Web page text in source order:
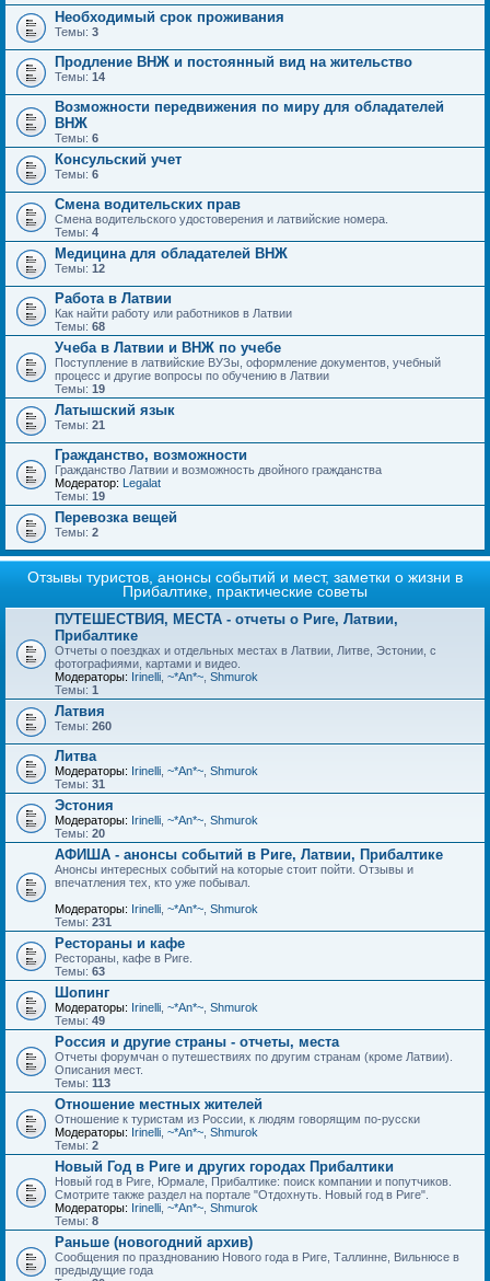
Необходимый срок проживания
Темы: 3
Продление ВНЖ и постоянный вид на жительство
Темы: 14
Возможности передвижения по миру для обладателей
ВНЖ
Темы: 6
Консульский учет
Темы: 6
Смена водительских прав
Смена водительского удостоверения и латвийские номера.
Темы: 4
Медицина для обладателей ВНЖ
Темы: 12
Работа в Латвии
Как найти работу или работников в Латвии
Темы: 68
Учеба в Латвии и ВНЖ по учебе
Поступление в латвийские ВУЗы, оформление документов, учебный
процесс и другие вопросы по обучению в Латвии
Темы: 19
Латышский язык
Темы: 21
Гражданство, возможности
Гражданство Латвии и возможность двойного гражданства
Модератор:
Legalat
Темы: 19
Перевозка вещей
Темы: 2
Отзывы туристов, анонсы событий и мест, заметки о жизни в
Прибалтике, практические советы
ПУТЕШЕСТВИЯ, МЕСТА - отчеты о Риге, Латвии,
Прибалтике
Отчеты о поездках и отдельных местах в Латвии, Литве, Эстонии, с
фотографиями, картами и видео.
Модераторы: Irinelli ~*An*~ Shmurok
Темы: 1
Латвия
Темы: 260
Литва
Модераторы: Irinelli ~*An*~ Shmurok
Темы: 31
Эстония
Модераторы: Irinelli ~*An*~ Shmurok
Темы: 20
АФИША - анонсы событий в Риге, Латвии, Прибалтике
Анонсы интересных событий на которые стоит пойти. Отзывы и
впечатления тех, кто уже побывал.
Модераторы: Irinelli ~*An*~ Shmurok
Темы: 231
Рестораны и кафе
Рестораны, кафе в Риге.
Темы: 63
Шопинг
Модераторы: Irinelli ~*An*~ Shmurok
Темы: 49
Россия и другие страны - отчеты, места
Отчеты форумчан о путешествиях по другим странам (кроме Латвии).
Описания мест.
Темы: 113
Отношение местных жителей
Отношение к туристам из России, к людям говорящим по-русски
Модераторы: Irinelli ~*An*~ Shmurok
Темы: 2
Новый Год в Риге и других городах Прибалтики
Новый год в Риге, Юрмале, Прибалтике: поиск компании и попутчиков.
Смотрите также раздел на портале "Отдохнуть. Новый год в Риге".
Модераторы: Irinelli ~*An*~ Shmurok
Темы: 8
Раньше (новогодний архив)
Сообщения по празднованию Нового года в Риге, Таллинне, Вильнюсе в
предыдущие года